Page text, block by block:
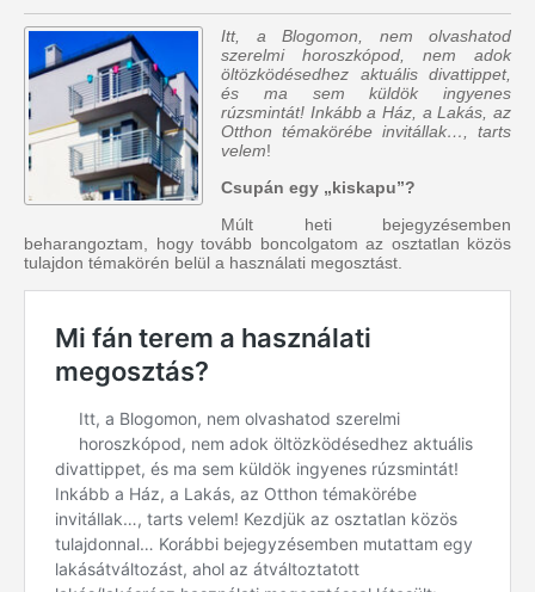
Itt, a Blogomon, nem olvashatod
szerelmi horoszkópod, nem adok
öltözködésedhez aktuális divattippet,
és ma sem küldök ingyenes
rúzsmintát! Inkább a Ház, a Lakás, az
Otthon témakörébe invitállak…, tarts
velem!
Csupán egy „kiskapu”?
Múlt heti bejegyzésemben
beharangoztam, hogy tovább boncolgatom az osztatlan közös
tulajdon témakörén belül a használati megosztást.